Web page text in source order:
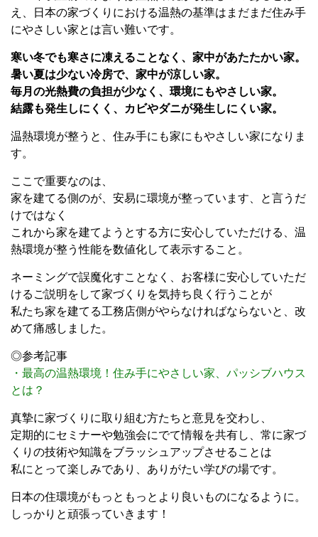
え、日本の家づくりにおける温熱の基準はまだまだ住み手
にやさしい家とは言い難いです。
寒い冬でも寒さに凍えることなく、家中があたたかい家。
暑い夏は少ない冷房で、家中が涼しい家。
毎月の光熱費の負担が少なく、環境にもやさしい家。
結露も発生しにくく、カビやダニが発生しにくい家。
温熱環境が整うと、住み手にも家にもやさしい家になりま
す。
ここで重要なのは、
家を建てる側のが、安易に環境が整っています、と言うだ
けではなく
これから家を建てようとする方に安心していただける、温
熱環境が整う性能を数値化して表示すること。
ネーミングで誤魔化すことなく、お客様に安心していただ
けるご説明をして家づくりを気持ち良く行うことが
私たち家を建てる工務店側がやらなければならないと、改
めて痛感しました。
◎参考記事
・最高の温熱環境！住み手にやさしい家、パッシブハウス
とは？
真摯に家づくりに取り組む方たちと意見を交わし、
定期的にセミナーや勉強会にでて情報を共有し、常に家づ
くりの技術や知識をブラッシュアップさせることは
私にとって楽しみであり、ありがたい学びの場です。
日本の住環境がもっともっとより良いものになるように。
しっかりと頑張っていきます！